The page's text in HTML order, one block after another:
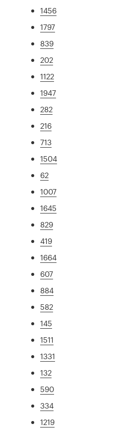
1456
1797
839
202
1122
1947
282
216
713
1504
62
1007
1645
829
419
1664
607
884
582
145
1511
1331
132
590
334
1219